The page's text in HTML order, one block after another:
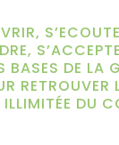
BASES DE LA
RETROUVER
DU